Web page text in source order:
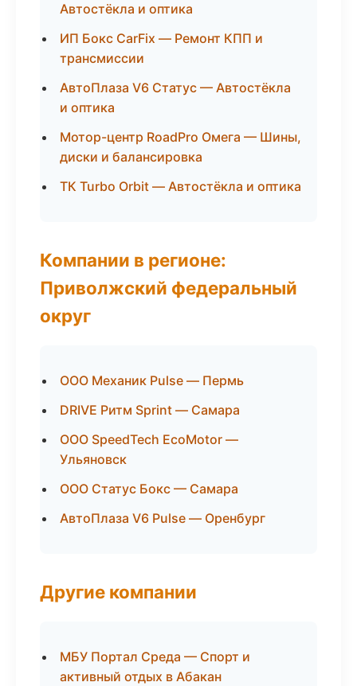
Автостёкла и оптика
ИП Бокс CarFix — Ремонт КПП и
трансмиссии
АвтоПлаза V6 Статус — Автостёкла
и оптика
Мотор-центр RoadPro Омега — Шины,
диски и балансировка
ТК Turbo Orbit — Автостёкла и оптика
Компании в регионе:
Приволжский федеральный
округ
ООО Механик Pulse — Пермь
DRIVE Ритм Sprint — Самара
ООО SpeedTech EcoMotor —
Ульяновск
ООО Статус Бокс — Самара
АвтоПлаза V6 Pulse — Оренбург
Другие компании
МБУ Портал Среда — Спорт и
активный отдых в Абакан